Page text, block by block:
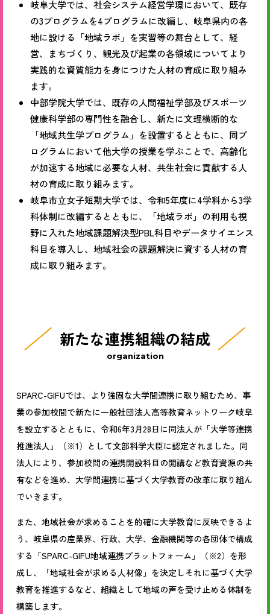
岐阜大学では、社会システム経営学環において、既存
の3プログラムを4プログラムに改編し、岐阜県内の各
地に設ける「地域ラボ」を実習等の舞台として、経
営、まちづくり、観光及び起業の各領域についてより
実践的な資質能力を身につけた人材の育成に取り組み
ます。
中部学院大学では、既存の人間福祉学部及びスポーツ
健康科学部の専門性を融合し、新たに文理横断的な
「地域共生学プログラム」を設置するとともに、同プ
ログラムにおいて他大学の授業を学ぶことで、高齢化
が加速する地域に必要な人材、共生社会に貢献する人
材の育成に取り組みます。
岐阜市立女子短期大学では、令和5年度に4学科から3学
科体制に改編するとともに、「地域ラボ」の利用も視
野に入れた地域課題解決型PBL科目やデータサイエンス
科目を導入し、地域社会の課題解決に資する人材の育
成に取り組みます。
新たな連携組織の結成
organization
SPARC-GIFUでは、より強固な大学間連携に取り組むため、事
業の参加校間で新たに一般社団法人高等教育ネットワーク岐阜
を設立するとともに、令和6年3月28日に同法人が「大学等連携
推進法人」（※1）として文部科学大臣に認定されました。同
法人により、参加校間の連携開設科目の開講など教育資源の共
有などを進め、大学間連携に基づく大学教育の改革に取り組ん
でいきます。
また、地域社会が求めることを的確に大学教育に反映できるよ
う、岐阜県の産業界、行政、大学、金融機関等の各団体で構成
する「SPARC-GIFU地域連携プラットフォーム」（※2）を形
成し、「地域社会が求める人材像」を決定しそれに基づく大学
教育を推進するなど、組織として地域の声を受け止める体制を
構築します。